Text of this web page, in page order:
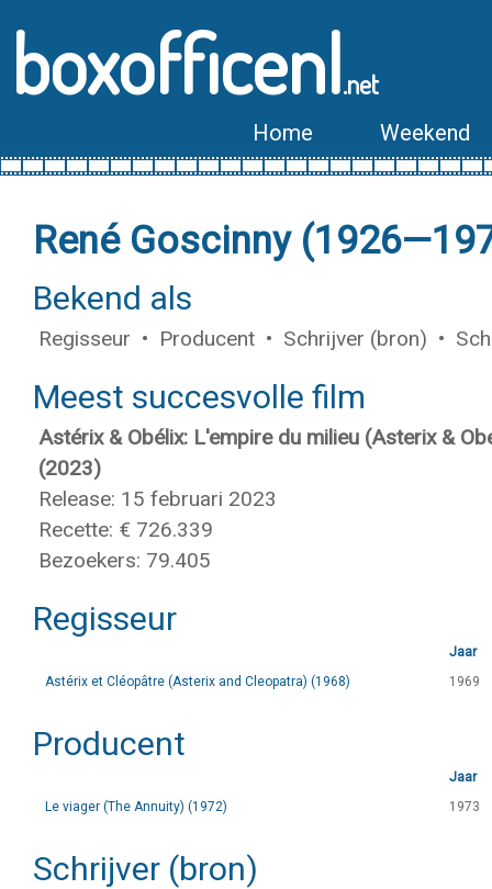
boxofficenl.net
Home Weekend
René Goscinny
Bekend als
Regisseur • Producent • Schrijver (bron) •
Meest succesvolle film
Astérix & Obélix: L'empire du milieu (Asterix &
(2023)
Release: 15 februari 2023
Recette: € 726.339
Bezoekers: 79.405
Regisseur
Jaar
Astérix et Cléopâtre (Asterix and Cleopatra) (1968)
1969
Producent
Jaar
Le viager (The Annuity) (1972)
1973
Schrijver (bron)